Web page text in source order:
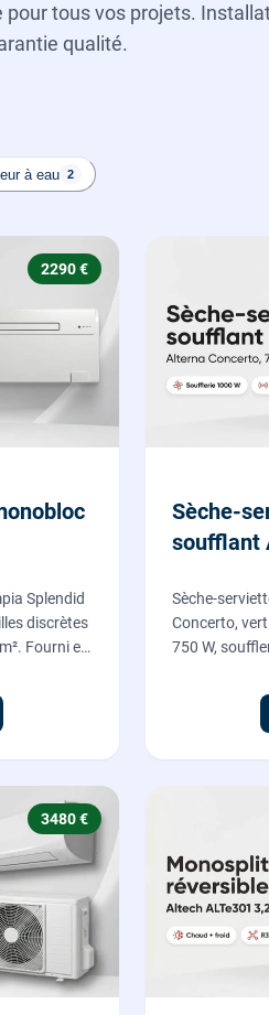
tous vos projets.
qualité.
à eau 2
2290 €
Splendid
discrètes
Fourni et
Sèche-
soufflant
Sèche-
Concerto,
750 W,
3480 €